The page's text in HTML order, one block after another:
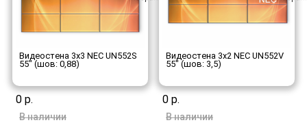
Видеостена 3x3 NEC UN552S
55" (шов: 0,88)
0 р.
В наличии
Видеостена 3x2 NEC UN552V
55" (шов: 3,5)
0 р.
В наличии